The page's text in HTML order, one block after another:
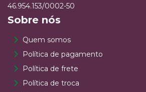
46.954.153/0002-50
Sobre nós
Quem somos
Política de pagamento
Política de frete
Política de troca